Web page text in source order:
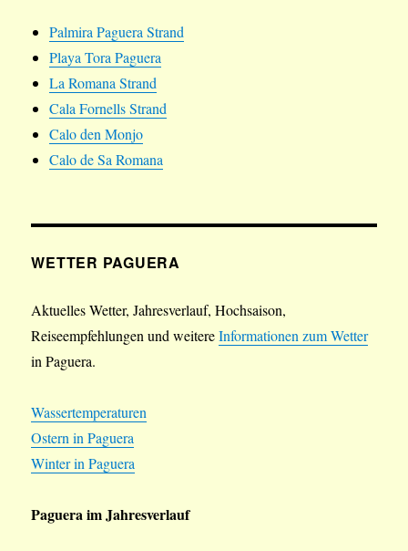
Palmira Paguera Strand
Playa Tora Paguera
La Romana Strand
Cala Fornells Strand
Calo den Monjo
Calo de Sa Romana
WETTER PAGUERA
Aktuelles Wetter, Jahresverlauf, Hochsaison,
Reiseempfehlungen und weitereInformationen zum Wetter
in Paguera.
Wassertemperaturen
Ostern in Paguera
Winter in Paguera
Paguera im Jahresverlauf